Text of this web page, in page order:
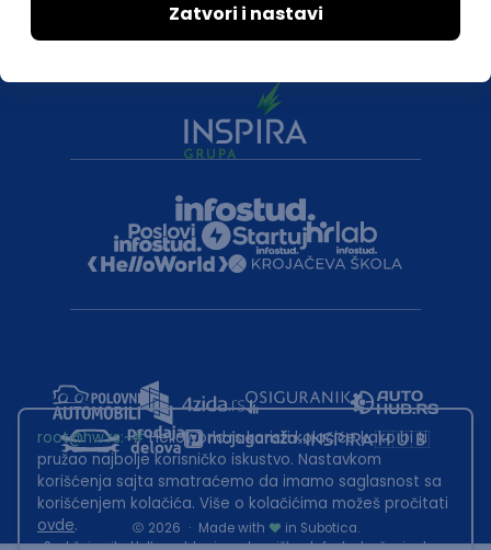
2026 · Made with
in Subotica.
root@hw.rs:~#Helloworld.rs koristi kolačiće kako bi ti
pružao najbolje korisničko iskustvo. Nastavkom
korišćenja sajta smatraćemo da imamo saglasnost sa
korišćenjem kolačića. Više o kolačićima možeš pročitati
ovde.